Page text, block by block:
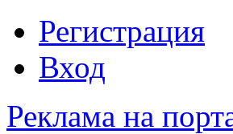
Регистрация
Вход
Реклама на